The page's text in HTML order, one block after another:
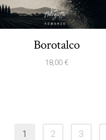
Borotalco
18,00 €
1 2 3